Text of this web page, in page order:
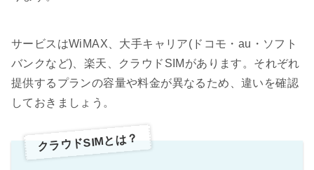
サービスはWiMAX、大手キャリア(ドコモ・au・ソフト
バンクなど)、楽天、クラウドSIMがあります。それぞれ
提供するプランの容量や料金が異なるため、違いを確認
しておきましょう。
クラウドSIMとは？